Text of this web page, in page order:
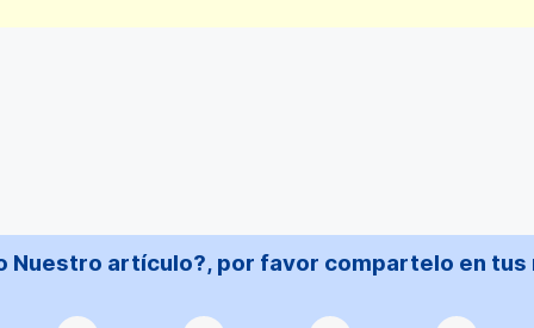
Nuestro artículo?, por favor compartelo en